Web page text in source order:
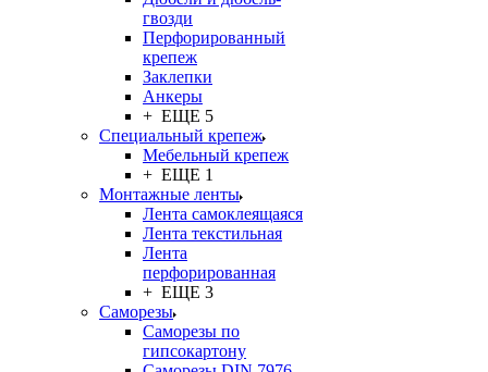
гвозди
Перфорированный
крепеж
Заклепки
Анкеры
+ ЕЩЕ 5
Специальный крепеж
Мебельный крепеж
+ ЕЩЕ 1
Монтажные ленты
Лента самоклеящаяся
Лента текстильная
Лента
перфорированная
+ ЕЩЕ 3
Саморезы
Саморезы по
гипсокартону